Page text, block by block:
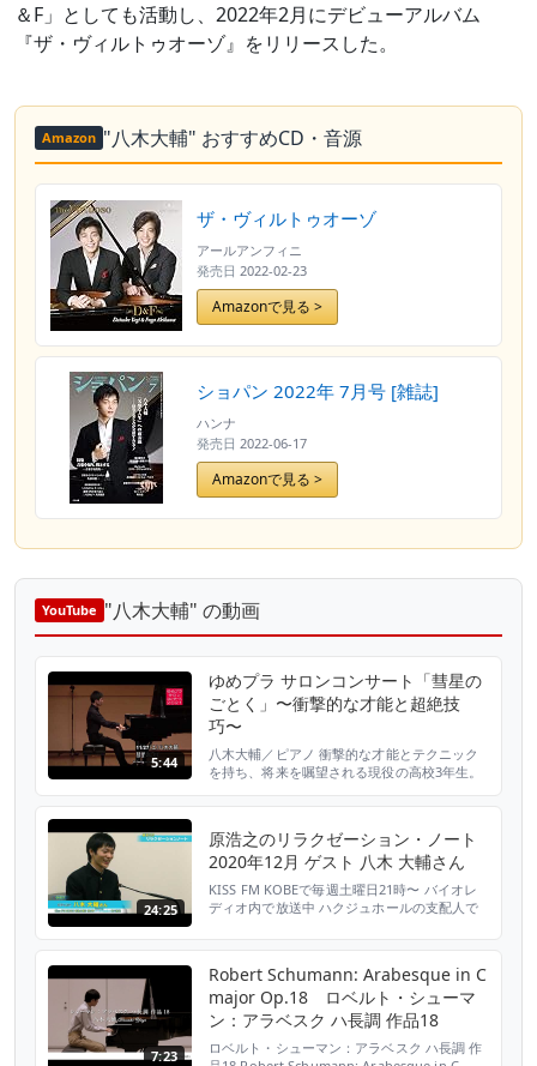
＆F」としても活動し、2022年2月にデビューアルバム
『ザ・ヴィルトゥオーゾ』をリリースした。
Amazon "八木大輔" おすすめCD・音源
ザ・ヴィルトゥオーゾ
アールアンフィニ
発売日 2022-02-23
Amazonで見る >
ショパン 2022年 7月号 [雑誌]
ハンナ
発売日 2022-06-17
Amazonで見る >
YouTube "八木大輔" の動画
5:44
ゆめプラ サロンコンサート「彗星の
ごとく」〜衝撃的な才能と超絶技
巧〜
八木大輔／ピアノ 衝撃的な才能とテクニック
を持ち、将来を嘱望される現役の高校3年生。
第1位ほか、国際ピアノコンクールで次々に最
年少入賞を果たす。若き才能の唯一無二の
「今」を、ぜひ”生”で堪能してほしい。 試演会
に集まった各ホール...
24:25
原浩之のリラクゼーション・ノート
2020年12月 ゲスト 八木 大輔さん
KISS FM KOBEで毎週土曜日21時〜 バイオレ
ディオ内で放送中 ハクジュホールの支配人で
7:23
Robert Schumann: Arabesque in C
major Op.18 ロベルト・シューマ
ン：アラベスク ハ長調 作品18
ロベルト・シューマン：アラベスク ハ長調 作